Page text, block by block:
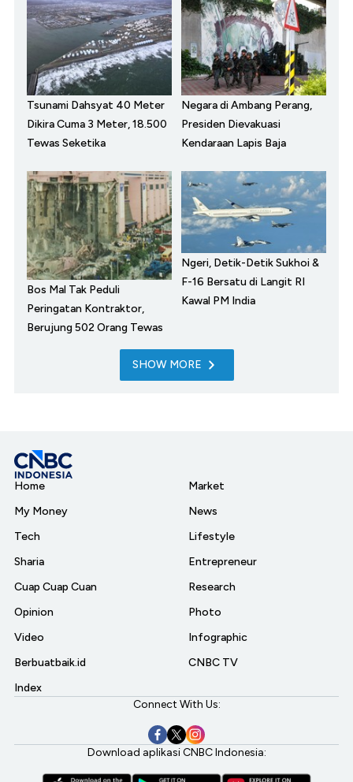
Tsunami Dahsyat 40 Meter
Dikira Cuma 3 Meter, 18.500
Tewas Seketika
Negara di Ambang Perang,
Presiden Dievakuasi
Kendaraan Lapis Baja
Bos Mal Tak Peduli
Peringatan Kontraktor,
Berujung 502 Orang Tewas
Ngeri, Detik-Detik Sukhoi &
F-16 Bersatu di Langit RI
Kawal PM India
SHOW MORE
Home
My Money
Tech
Sharia
Cuap Cuap Cuan
Opinion
Video
Berbuatbaik.id
Index
Market
News
Lifestyle
Entrepreneur
Research
Photo
Infographic
CNBC TV
Connect With Us:
Download aplikasi CNBC Indonesia: